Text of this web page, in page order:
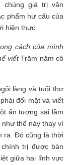
giá trị văn
phẩm hư cấu của
hiện thực.
cách của mình
viếtTrăm năm cô
làng và tuổi thơ
đối mặt và viết
ấn tượng sai lầm
thế này thay vì
ra. Đó cũng là thời
trị được bàn
giữa hai lĩnh vực